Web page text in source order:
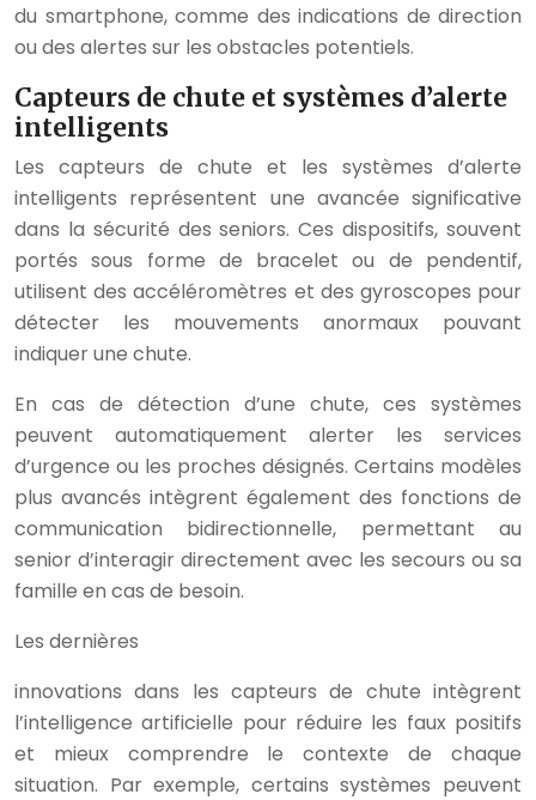
du smartphone, comme des indications de direction
ou des alertes sur les obstacles potentiels.
Capteurs de chute et systèmes d’alerte
intelligents
Les capteurs de chute et les systèmes d’alerte
intelligents représentent une avancée significative
dans la sécurité des seniors. Ces dispositifs, souvent
portés sous forme de bracelet ou de pendentif,
utilisent des accéléromètres et des gyroscopes pour
détecter les mouvements anormaux pouvant
indiquer une chute.
En cas de détection d’une chute, ces systèmes
peuvent automatiquement alerter les services
d’urgence ou les proches désignés. Certains modèles
plus avancés intègrent également des fonctions de
communication bidirectionnelle, permettant au
senior d’interagir directement avec les secours ou sa
famille en cas de besoin.
Les dernières
innovations dans les capteurs de chute intègrent
l’intelligence artificielle pour réduire les faux positifs
et mieux comprendre le contexte de chaque
situation. Par exemple, certains systèmes peuvent